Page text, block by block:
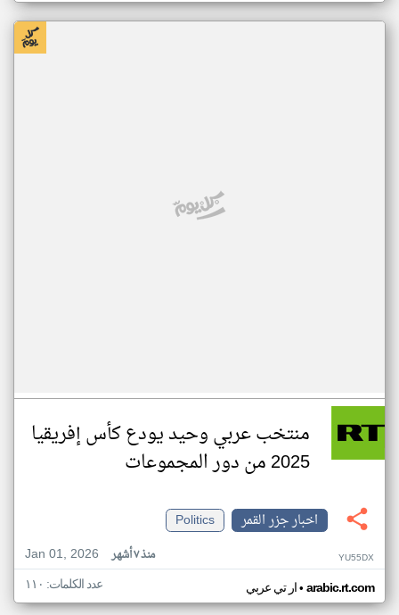
منتخب عربي وحيد يودع كأس إفريقيا
2025 من دور المجموعات
اخبار جزر القمر
Politics
Jan 01, 2026
منذ ٧ أشهر YU55DX
ار تي عربي• arabic.rt.com عدد الكلمات: ١١٠